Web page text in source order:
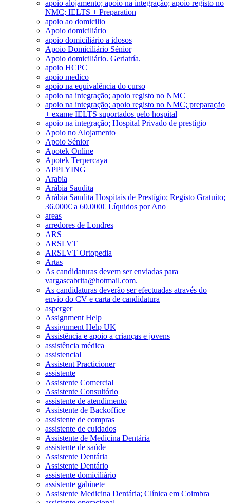
apoio alojamento; apoio na integração; apoio registo no
NMC; IELTS + Preparation
apoio ao domicilio
Apoio domiciliário
apoio domiciliário a idosos
Apoio Domiciliário Sénior
Apoio domiciliário. Geriatría.
apoio HCPC
apoio medico
apoio na equivalência do curso
apoio na integração; apoio registo no NMC
apoio na integração; apoio registo no NMC; preparação
+ exame IELTS suportados pelo hospital
apoio na integração; Hospital Privado de prestígio
Apoio no Alojamento
Apoio Sénior
Apotek Online
Apotek Terpercaya
APPLYING
Arabia
Arábia Saudita
Arábia Saudita Hospitais de Prestígio; Registo Gratuito;
36.000€ a 60.000€ Líquidos por Ano
areas
arredores de Londres
ARS
ARSLVT
ARSLVT Ortopedia
Artas
As candidaturas devem ser enviadas para
vargascabrita@hotmail.com.
As candidaturas deverão ser efectuadas através do
envio do CV e carta de candidatura
asperger
Assignment Help
Assignment Help UK
Assistência e apoio a crianças e jovens
assistência médica
assistencial
Assistent Practicioner
assistente
Assistente Comercial
Assistente Consultório
assistente de atendimento
Assistente de Backoffice
assistente de compras
assistente de cuidados
Assistente de Medicina Dentária
assistente de saúde
Assistente Dentária
Assistente Dentário
assistente domiciliário
assistente gabinete
Assistente Medicina Dentária; Clínica em Coimbra